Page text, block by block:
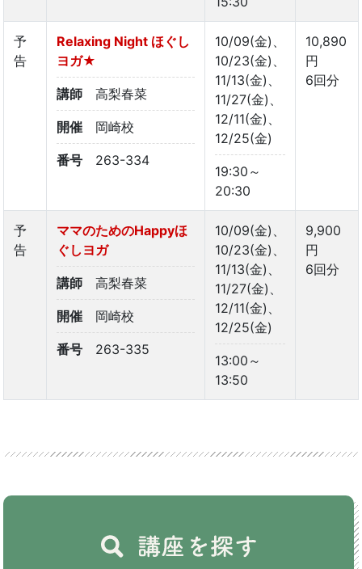
予
告
Relaxing Night ほぐし
ヨガ★
講師 高梨春菜
開催 岡崎校
番号 263-334
10/09(金)、
10/23(金)、
11/13(金)、
11/27(金)、
12/11(金)、
12/25(金)
19:30～
20:30
10,890
円
6回分
予
告
ママのためのHappyほ
ぐしヨガ
講師 高梨春菜
開催 岡崎校
番号 263-335
10/09(金)、
10/23(金)、
11/13(金)、
11/27(金)、
12/11(金)、
12/25(金)
13:00～
13:50
9,900
円
6回分